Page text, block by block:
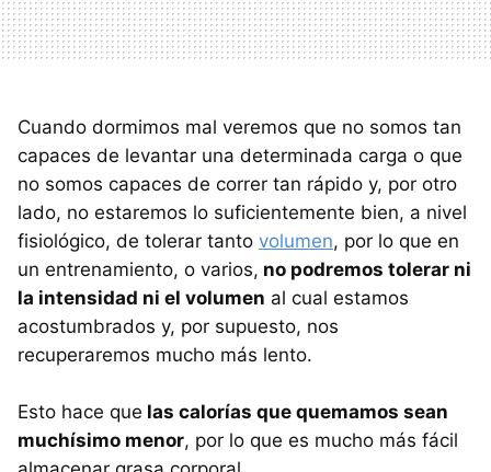
Cuando dormimos mal veremos que no somos tan
capaces de levantar una determinada carga o que
no somos capaces de correr tan rápido y, por otro
lado, no estaremos lo suficientemente bien, a nivel
fisiológico, de tolerar tanto volumen, por lo que en
un entrenamiento, o varios, no podremos tolerar ni
la intensidad ni el volumen al cual estamos
acostumbrados y, por supuesto, nos
recuperaremos mucho más lento.
Esto hace que las calorías que quemamos sean
muchísimo menor, por lo que es mucho más fácil